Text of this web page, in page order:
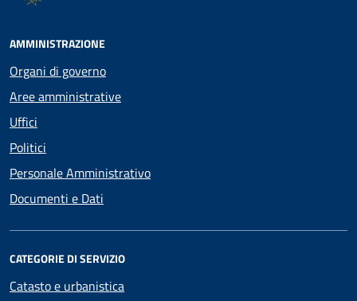
AMMINISTRAZIONE
Organi di governo
Aree amministrative
Uffici
Politici
Personale Amministrativo
Documenti e Dati
CATEGORIE DI SERVIZIO
Catasto e urbanistica